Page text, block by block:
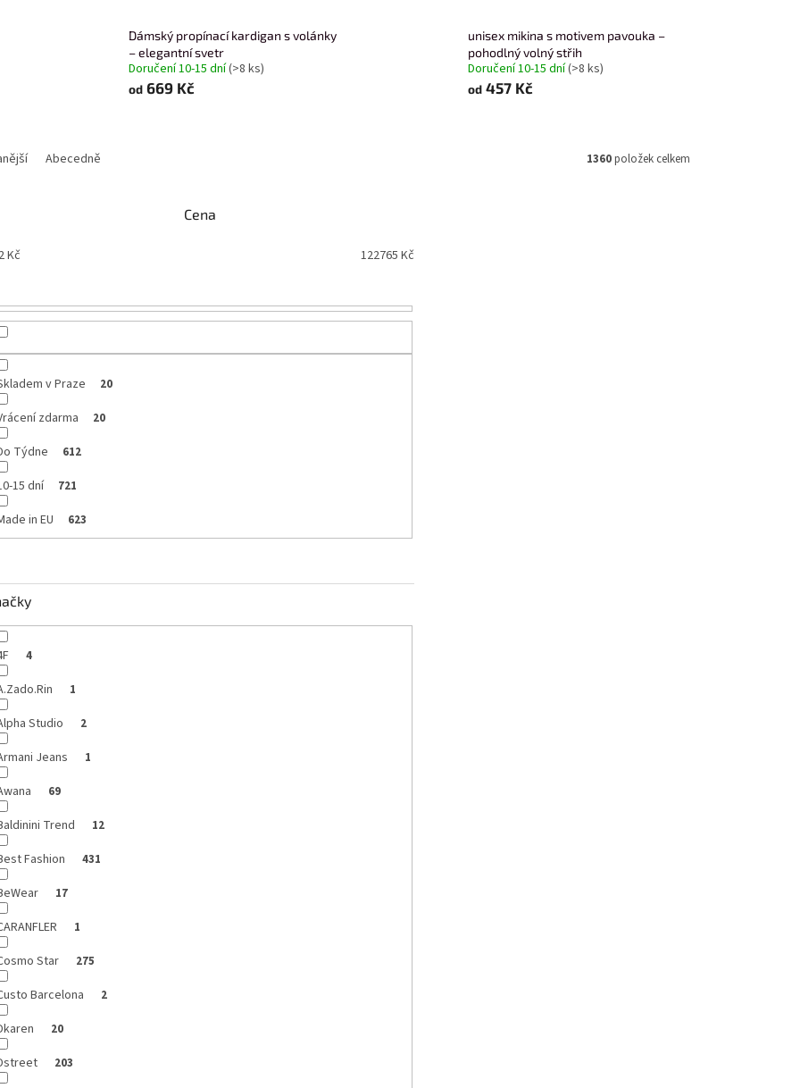
Dámský propínací kardigan s volánky
– elegantní svetr
Doručení 10-15 dní(>8 ks)
od 669 Kč
unisex mikina s motivem pavouka –
pohodlný volný střih
Doručení 10-15 dní(>8 ks)
od457 Kč
Abecedně 1360položek celkem
Cena
Kč 122765 Kč
v Praze 20
zdarma 20
Týdne 612
15 dní 721
in EU 623
4
1
Studio 2
Jeans 1
69
Trend 12
Fashion 431
17
1
Star 275
Barcelona 2
20
203